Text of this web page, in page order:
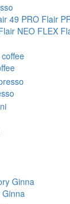
49 PRO Flair
NEO FLEX